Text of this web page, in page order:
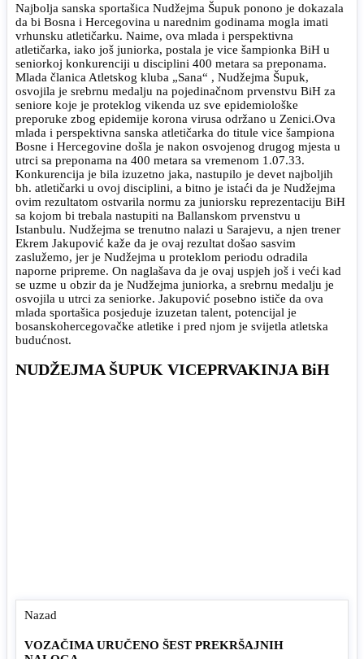
Najbolja sanska sportašica Nudžejma Šupuk ponono je dokazala
da bi Bosna i Hercegovina u narednim godinama mogla imati
vrhunsku atletičarku. Naime, ova mlada i perspektivna
atletičarka, iako još juniorka, postala je vice šampionka BiH u
seniorkoj konkurenciji u disciplini 400 metara sa preponama.
Mlada članica Atletskog kluba „Sana“ , Nudžejma Šupuk,
osvojila je srebrnu medalju na pojedinačnom prvenstvu BiH za
seniore koje je proteklog vikenda uz sve epidemiološke
preporuke zbog epidemije korona virusa održano u Zenici.Ova
mlada i perspektivna sanska atletičarka do titule vice šampiona
Bosne i Hercegovine došla je nakon osvojenog drugog mjesta u
utrci sa preponama na 400 metara sa vremenom 1.07.33.
Konkurencija je bila izuzetno jaka, nastupilo je devet najboljih
bh. atletičarki u ovoj disciplini, a bitno je istaći da je Nudžejma
ovim rezultatom ostvarila normu za juniorsku reprezentaciju BiH
sa kojom bi trebala nastupiti na Ballanskom prvenstvu u
Istanbulu. Nudžejma se trenutno nalazi u Sarajevu, a njen trener
Ekrem Jakupović kaže da je ovaj rezultat došao sasvim
zaslužemo, jer je Nudžejma u proteklom periodu odradila
naporne pripreme. On naglašava da je ovaj uspjeh još i veći kad
se uzme u obzir da je Nudžejma juniorka, a srebrnu medalju je
osvojila u utrci za seniorke. Jakupović posebno ističe da ova
mlada sportašica posjeduje izuzetan talent, potencijal je
bosanskohercegovačke atletike i pred njom je svijetla atletska
budućnost.
NUDŽEJMA ŠUPUK VICEPRVAKINJA BiH
Nazad
VOZAČIMA URUČENO ŠEST PREKRŠAJNIH